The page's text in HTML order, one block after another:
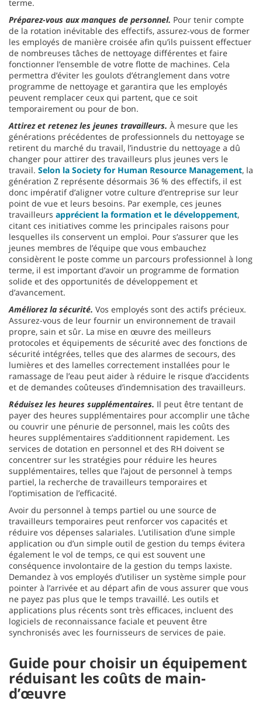
terme.
Préparez-vous aux manques de personnel. Pour tenir compte
de la rotation inévitable des effectifs, assurez-vous de former
les employés de manière croisée afin qu’ils puissent effectuer
de nombreuses tâches de nettoyage différentes et faire
fonctionner l’ensemble de votre flotte de machines. Cela
permettra d’éviter les goulots d’étranglement dans votre
programme de nettoyage et garantira que les employés
peuvent remplacer ceux qui partent, que ce soit
temporairement ou pour de bon.
Attirez et retenez les jeunes travailleurs. À mesure que les
générations précédentes de professionnels du nettoyage se
retirent du marché du travail, l’industrie du nettoyage a dû
changer pour attirer des travailleurs plus jeunes vers le
travail. Selon la Society for Human Resource Management, la
génération Z représente désormais 36 % des effectifs, il est
donc impératif d’aligner votre culture d’entreprise sur leur
point de vue et leurs besoins. Par exemple, ces jeunes
travailleurs apprécient la formation et le développement,
citant ces initiatives comme les principales raisons pour
lesquelles ils conservent un emploi. Pour s’assurer que les
jeunes membres de l’équipe que vous embauchez
considèrent le poste comme un parcours professionnel à long
terme, il est important d’avoir un programme de formation
solide et des opportunités de développement et
d’avancement.
Améliorez la sécurité. Vos employés sont des actifs précieux.
Assurez-vous de leur fournir un environnement de travail
propre, sain et sûr. La mise en œuvre des meilleurs
protocoles et équipements de sécurité avec des fonctions de
sécurité intégrées, telles que des alarmes de secours, des
lumières et des lamelles correctement installées pour le
ramassage de l’eau peut aider à réduire le risque d’accidents
et de demandes coûteuses d’indemnisation des travailleurs.
Réduisez les heures supplémentaires. Il peut être tentant de
payer des heures supplémentaires pour accomplir une tâche
ou couvrir une pénurie de personnel, mais les coûts des
heures supplémentaires s’additionnent rapidement. Les
services de dotation en personnel et des RH doivent se
concentrer sur les stratégies pour réduire les heures
supplémentaires, telles que l’ajout de personnel à temps
partiel, la recherche de travailleurs temporaires et
l’optimisation de l’efficacité.
Avoir du personnel à temps partiel ou une source de
travailleurs temporaires peut renforcer vos capacités et
réduire vos dépenses salariales. L’utilisation d’une simple
application ou d’un simple outil de gestion du temps évitera
également le vol de temps, ce qui est souvent une
conséquence involontaire de la gestion du temps laxiste.
Demandez à vos employés d’utiliser un système simple pour
pointer à l’arrivée et au départ afin de vous assurer que vous
ne payez pas plus que le temps travaillé. Les outils et
applications plus récents sont très efficaces, incluent des
logiciels de reconnaissance faciale et peuvent être
synchronisés avec les fournisseurs de services de paie.
Guide pour choisir un équipement
réduisant les coûts de main-
d’œuvre